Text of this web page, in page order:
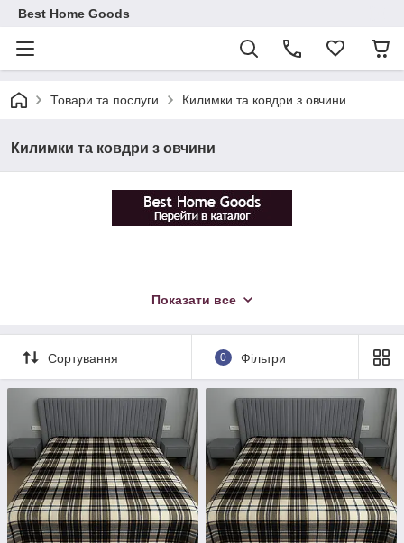
Best Home Goods
Товари та послуги Килимки та ковдри з овчини
Килимки та ковдри з овчини
Показати все
Сортування 0 Фільтри